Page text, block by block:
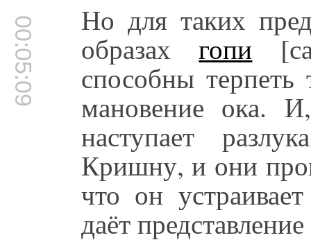
00:05:09 Но для таких
образахгопи
способны терпеть
мановение ока.
наступает
Кришну, и они
что он
даёт